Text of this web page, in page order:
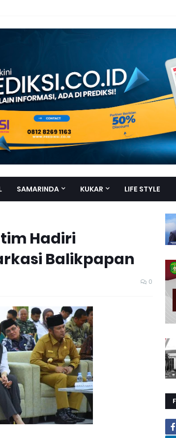
SAMARINDA KUKAR LIFE STYLE
Hadiri
Balikpapan
0